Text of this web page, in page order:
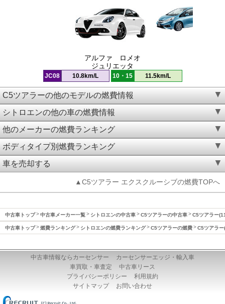
アルファ ロメオ
ジュリエッタ
JC08 10.8km/L 10・15 11.5km/L
C5ツアラーの他のモデルの燃費情報
シトロエンの他の車の燃費情報
他のメーカーの燃費ランキング
ボディタイプ別燃費ランキング
車を売却する
▲C5ツアラー エクスクルーシブの燃費TOPへ
中古車トップ 中古車メーカー一覧 シトロエンの中古車 C5ツアラーの中古車 C5ツアラー
中古車トップ 燃費ランキング シトロエンの燃費ランキング C5ツアラーの燃費 C5ツアラ
中古車情報ならカーセンサー
カーセンサーエッジ・輸入車
車買取・車査定
中古車リース
プライバシーポリシー
利用規約
サイトマップ
お問い合わせ